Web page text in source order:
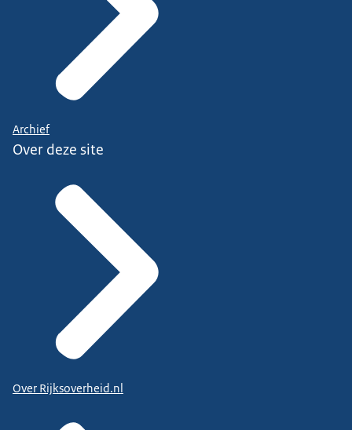
Archief
Over deze site
Over Rijksoverheid.nl